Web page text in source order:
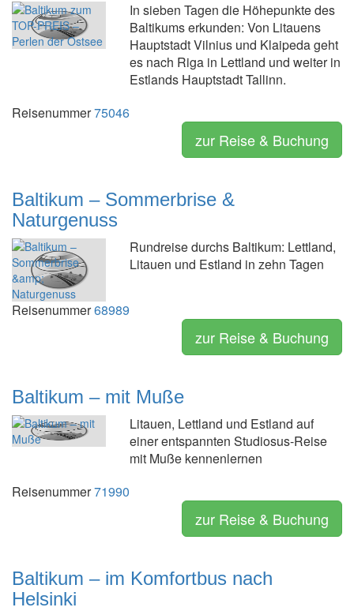
In sieben Tagen die Höhepunkte des
Baltikums erkunden: Von Litauens
Hauptstadt Vilnius und Klaipeda geht
es nach Riga in Lettland und weiter in
Estlands Hauptstadt Tallinn.
Reisenummer75046
zur Reise & Buchung
Baltikum – Sommerbrise &
Naturgenuss
Rundreise durchs Baltikum: Lettland,
Litauen und Estland in zehn Tagen
Reisenummer68989
zur Reise & Buchung
Baltikum – mit Muße
Litauen, Lettland und Estland auf
einer entspannten Studiosus-Reise
mit Muße kennenlernen
Reisenummer71990
zur Reise & Buchung
Baltikum – im Komfortbus nach
Helsinki